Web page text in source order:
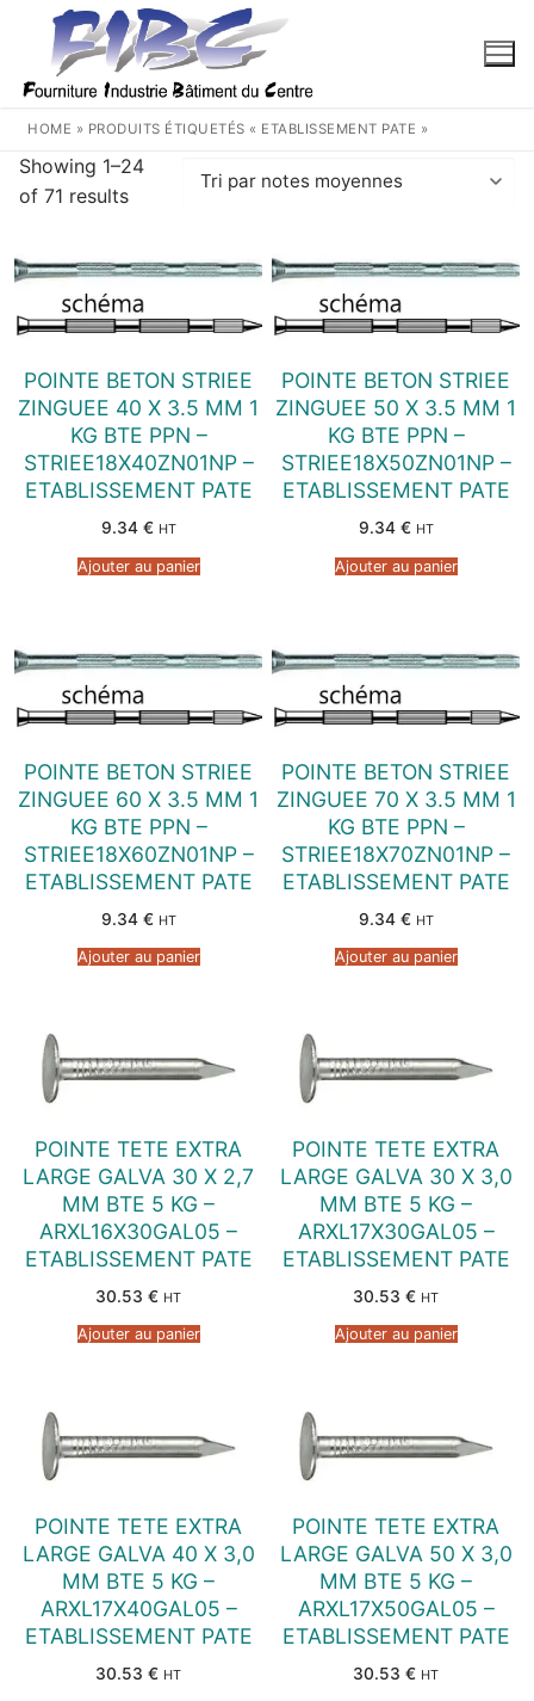
contenu
HOME » PRODUITS ÉTIQUETÉS « ETABLISSEMENT PATE »
Showing 1–24
of 71 results
Trié
note
moyenne
POINTE BETON STRIEE
ZINGUEE 40 X 3.5 MM 1
KG BTE PPN –
STRIEE18X40ZN01NP –
ETABLISSEMENT PATE
9.34 € HT
Ajouter au panier
POINTE BETON STRIEE
ZINGUEE 50 X 3.5 MM 1
KG BTE PPN –
STRIEE18X50ZN01NP –
ETABLISSEMENT PATE
9.34 € HT
Ajouter au panier
POINTE BETON STRIEE
ZINGUEE 60 X 3.5 MM 1
KG BTE PPN –
STRIEE18X60ZN01NP –
ETABLISSEMENT PATE
9.34 € HT
Ajouter au panier
POINTE BETON STRIEE
ZINGUEE 70 X 3.5 MM 1
KG BTE PPN –
STRIEE18X70ZN01NP –
ETABLISSEMENT PATE
9.34 € HT
Ajouter au panier
POINTE TETE EXTRA
LARGE GALVA 30 X 2,7
MM BTE 5 KG –
ARXL16X30GAL05 –
ETABLISSEMENT PATE
30.53 € HT
Ajouter au panier
POINTE TETE EXTRA
LARGE GALVA 30 X 3,0
MM BTE 5 KG –
ARXL17X30GAL05 –
ETABLISSEMENT PATE
30.53 € HT
Ajouter au panier
POINTE TETE EXTRA
LARGE GALVA 40 X 3,0
MM BTE 5 KG –
ARXL17X40GAL05 –
ETABLISSEMENT PATE
30.53 € HT
POINTE TETE EXTRA
LARGE GALVA 50 X 3,0
MM BTE 5 KG –
ARXL17X50GAL05 –
ETABLISSEMENT PATE
30.53 € HT